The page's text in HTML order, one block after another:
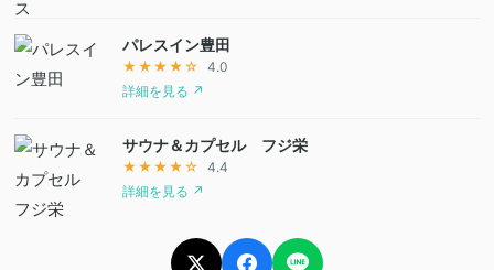
パレスイン豊田
★★★★☆
4.0
詳細を見る ↗
サウナ＆カプセル フジ栄
★★★★☆
4.4
詳細を見る ↗